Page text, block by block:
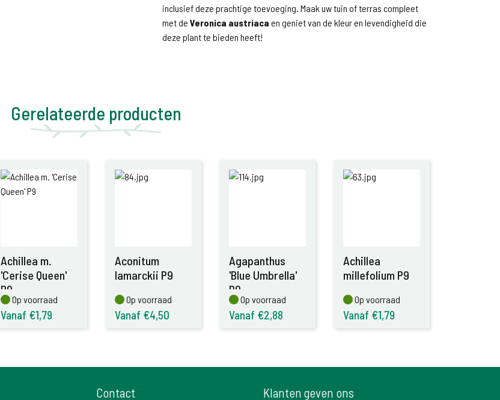
inclusief deze prachtige toevoeging. Maak uw tuin of terras compleet
met de Veronica austriaca en geniet van de kleur en levendigheid die
deze plant te bieden heeft!
Gerelateerde producten
Achillea m.
'Cerise Queen'
P9
Op voorraad
Op voorraad
Vanaf €1,79
Aconitum
lamarckii P9
Op voorraad
Op voorraad
Vanaf €4,50
Agapanthus
'Blue Umbrella'
P9
Op voorraad
Op voorraad
Vanaf €2,88
Achillea
millefolium P9
Op voorraad
Op voorraad
Vanaf €1,79
Contact Klanten geven ons